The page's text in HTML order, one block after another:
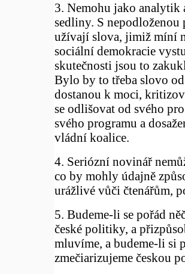
3. Nemohu jako analytik
sedliny. S
užívají slova, jimiž míní
sociální demokracie
skutečnosti jsou to
Bylo by to třeba slovo od
dostanou k moci,
se odlišovat od svého
svého programu a
vládní koalice.
4. Seriózní novinář
co by mohly údajně
urážlivé vůči čtenářům,
5. Budeme-li se pořád
české politiky, a
mluvíme, a budeme-li si
zmečiarizujeme českou